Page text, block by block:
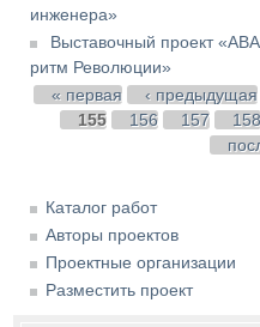
инженера»
Выставочный проект
ритм Революции»
Страницы
« первая ‹ предыдущая
155
156 157 158
Каталог работ
Авторы проектов
Проектные организации
Разместить проект